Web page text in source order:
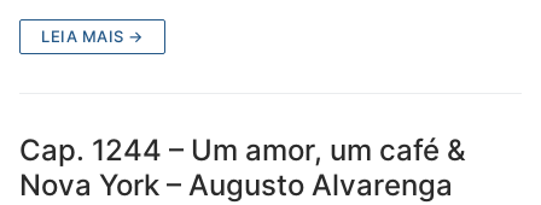
LEIA MAIS →
Cap. 1244 – Um amor, um café &
Nova York – Augusto Alvarenga